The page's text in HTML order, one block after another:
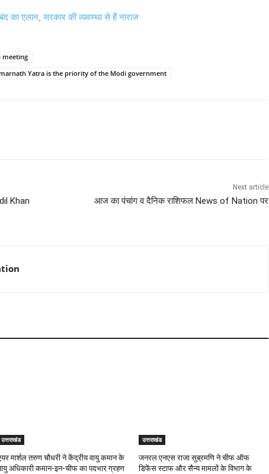
का एलान, सरकार की व्यवस्था से हैं नाराज
meeting
Yatra is the priority of the Modi government
Khan
Next article
आज का पंचांग व दैनिक राशिफल News of Nation पर
उत्तराखंड
मार्शल तरुण चौधरी ने केंद्रीय वायु कमान के
अधिकारी कमान-इन-चीफ का पदभार ग्रहण
उत्तराखंड
जनरल एनएस राजा सुब्रमणि ने चीफ ऑफ
डिफेंस स्टाफ और सैन्य मामलों के विभाग के